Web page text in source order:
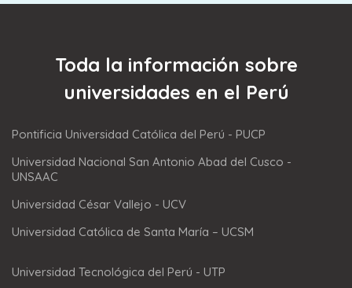
Toda la información sobre
universidades en el Perú
Pontificia Universidad Católica del Perú - PUCP
Universidad Nacional San Antonio Abad del Cusco -
UNSAAC
Universidad César Vallejo - UCV
Universidad Católica de Santa María – UCSM
Universidad Tecnológica del Perú - UTP